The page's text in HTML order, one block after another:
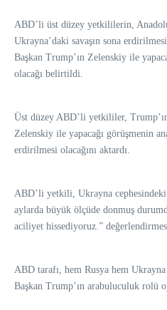
ABD’li üst düzey yetkililerin,
Ukrayna’daki savaşın sona
Başkan Trump’ın Zelenskiy ile
olacağı belirtildi.
Üst düzey ABD’li yetkililer,
Zelenskiy ile yapacağı görüşmenin
erdirilmesi olacağını aktardı.
ABD’li yetkili, Ukrayna
aylarda büyük ölçüde donmuş
aciliyet hissediyoruz.”
ABD tarafı, hem Rusya hem
Başkan Trump’ın arabuluculuk rolü